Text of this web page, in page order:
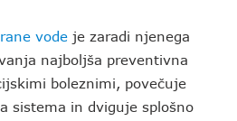
vode je zaradi njenega
najboljša preventivna
boleznimi, povečuje
sistema in dviguje splošno